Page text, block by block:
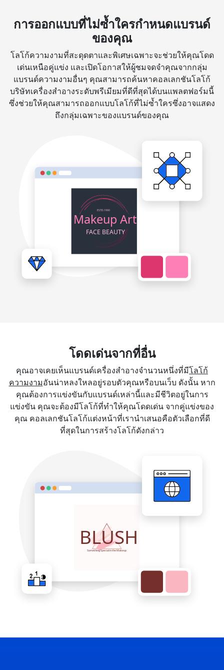
การออกแบบที่ไม่ซ้ำใครกำหนดแบรนด์
ของคุณ
โลโก้ความงามที่สะดุดตาและพิเศษเฉพาะจะช่วยให้คุณโดด
เด่นเหนือคู่แข่ง และเปิดโอกาสให้ผู้ชมจดจำคุณจากกลุ่ม
แบรนด์ความงามอื่นๆ คุณสามารถค้นหาคอลเลกชันโลโก้
บริษัทเครื่องสำอางระดับพรีเมียมที่ดีที่สุดได้บนแพลตฟอร์มนี้
ซึ่งช่วยให้คุณสามารถออกแบบโลโก้ที่ไม่ซ้ำใครซึ่งอาจแสดง
ถึงกลุ่มเฉพาะของแบรนด์ของคุณ
โดดเด่นจากที่อื่น
คุณอาจเคยเห็นแบรนด์เครื่องสำอางจำนวนหนึ่งที่มีโลโก้
ความงามอันน่าหลงใหลอยู่รอบตัวคุณหรือบนเว็บ ดังนั้น หาก
คุณต้องการแข่งขันกับแบรนด์เหล่านี้และมีชีวิตอยู่ในการ
แข่งขัน คุณจะต้องมีโลโก้ที่ทำให้คุณโดดเด่น จากคู่แข่งของ
คุณ คอลเลกชันโลโก้แต่งหน้าที่เรานำเสนอคือตัวเลือกที่ดี
ที่สุดในการสร้างโลโก้ดังกล่าว